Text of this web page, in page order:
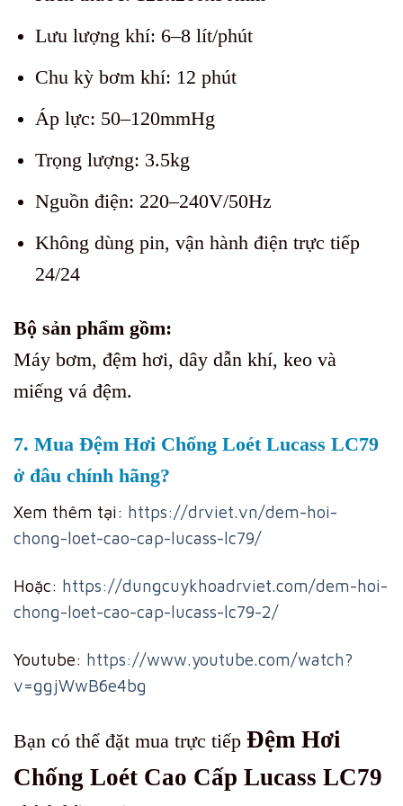
Lưu lượng khí: 6–8 lít/phút
Chu kỳ bơm khí: 12 phút
Áp lực: 50–120mmHg
Trọng lượng: 3.5kg
Nguồn điện: 220–240V/50Hz
Không dùng pin, vận hành điện trực tiếp
24/24
Bộ sản phẩm gồm:
Máy bơm, đệm hơi, dây dẫn khí, keo và
miếng vá đệm.
7. Mua Đệm Hơi Chống Loét Lucass LC79
ở đâu chính hãng?
Xem thêm tại: https://drviet.vn/dem-hoi-
chong-loet-cao-cap-lucass-lc79/
Hoặc: https://dungcuykhoadrviet.com/dem-hoi-
chong-loet-cao-cap-lucass-lc79-2/
Youtube: https://www.youtube.com/watch?
v=ggjWwB6e4bg
Bạn có thể đặt mua trực tiếp Đệm Hơi
Chống Loét Cao Cấp Lucass LC79